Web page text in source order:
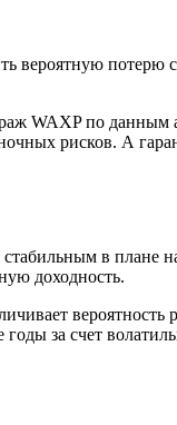
вероятную потерю
WAXP по
рисков. А
в
доходность.
за счет